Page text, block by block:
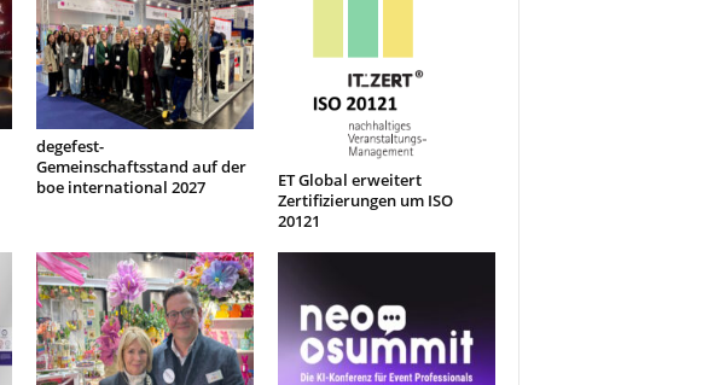
degefest-
Gemeinschaftsstand auf der
boe international 2027
ET Global erweitert
Zertifizierungen um ISO
20121